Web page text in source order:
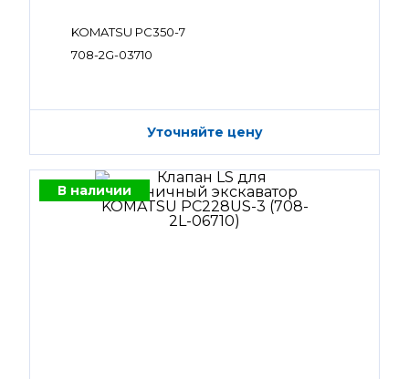
KOMATSU PC350-7
708-2G-03710
Уточняйте цену
В наличии